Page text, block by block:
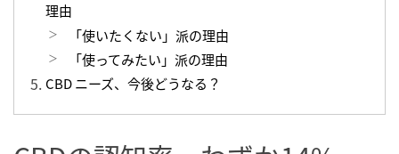
理由
「使いたくない」派の理由
「使ってみたい」派の理由
CBD ニーズ、今後どうなる？